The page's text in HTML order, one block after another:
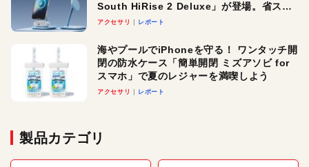
South HiRise 2 Deluxe」が登場。省スペ
ースでおしゃれに充電したい人にオスス
アクセサリ レポート
海やプールでiPhoneを守る！ ワンタッチ開
閉の防水ケース「簡単開閉 ミズアソビ for
スマホ」で夏のレジャーを満喫しよう
アクセサリ レポート
製品カテゴリ